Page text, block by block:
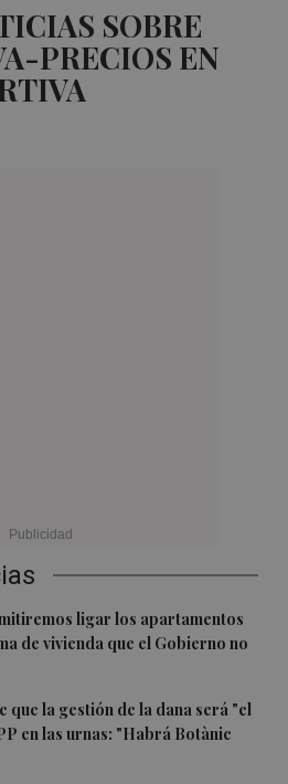
SOBRE
PRECIOS EN
ligar los apartamentos
de vivienda que el Gobierno no
que la gestión de la dana será "el
en las urnas: "Habrá Botànic